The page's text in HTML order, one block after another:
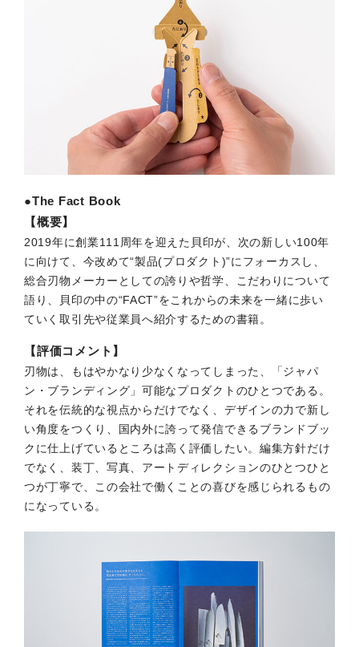
●The Fact Book
【概要】
2019年に創業111周年を迎えた貝印が、次の新しい100年
に向けて、今改めて“製品(プロダクト)”にフォーカスし、
総合刃物メーカーとしての誇りや哲学、こだわりについて
語り、⾙印の中の“FACT”をこれからの未来を一緒に歩い
ていく取引先や従業員へ紹介するための書籍。
【評価コメント】
刃物は、もはやかなり少なくなってしまった、「ジャパ
ン・ブランディング」可能なプロダクトのひとつである。
それを伝統的な視点からだけでなく、デザインの力で新し
い角度をつくり、国内外に誇って発信できるブランドブッ
クに仕上げているところは高く評価したい。編集方針だけ
でなく、装丁、写真、アートディレクションのひとつひと
つが丁寧で、この会社で働くことの喜びを感じられるもの
になっている。